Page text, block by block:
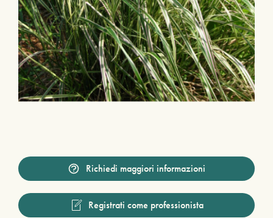
Richiedi maggiori informazioni
Registrati come professionista